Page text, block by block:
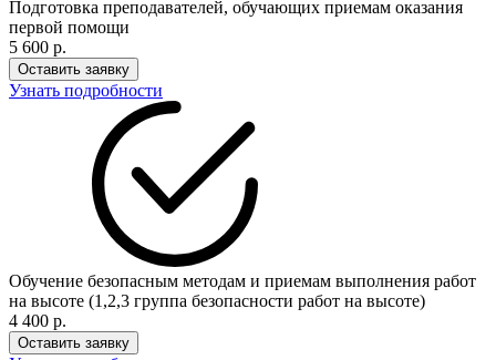
Подготовка преподавателей, обучающих приемам оказания
первой помощи
5 600 р.
Оставить заявку
Узнать подробности
Обучение безопасным методам и приемам выполнения работ
на высоте (1,2,3 группа безопасности работ на высоте)
4 400 р.
Оставить заявку